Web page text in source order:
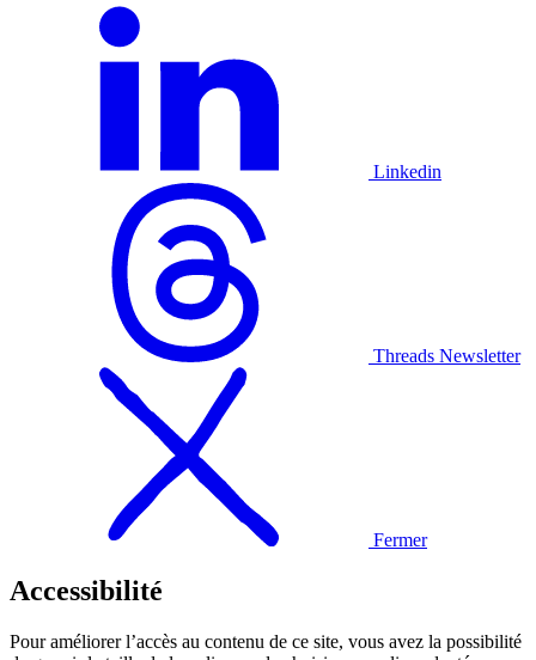
Linkedin
Threads Newsletter
Fermer
Accessibilité
Pour améliorer l’accès au contenu de ce site, vous avez la possibilité